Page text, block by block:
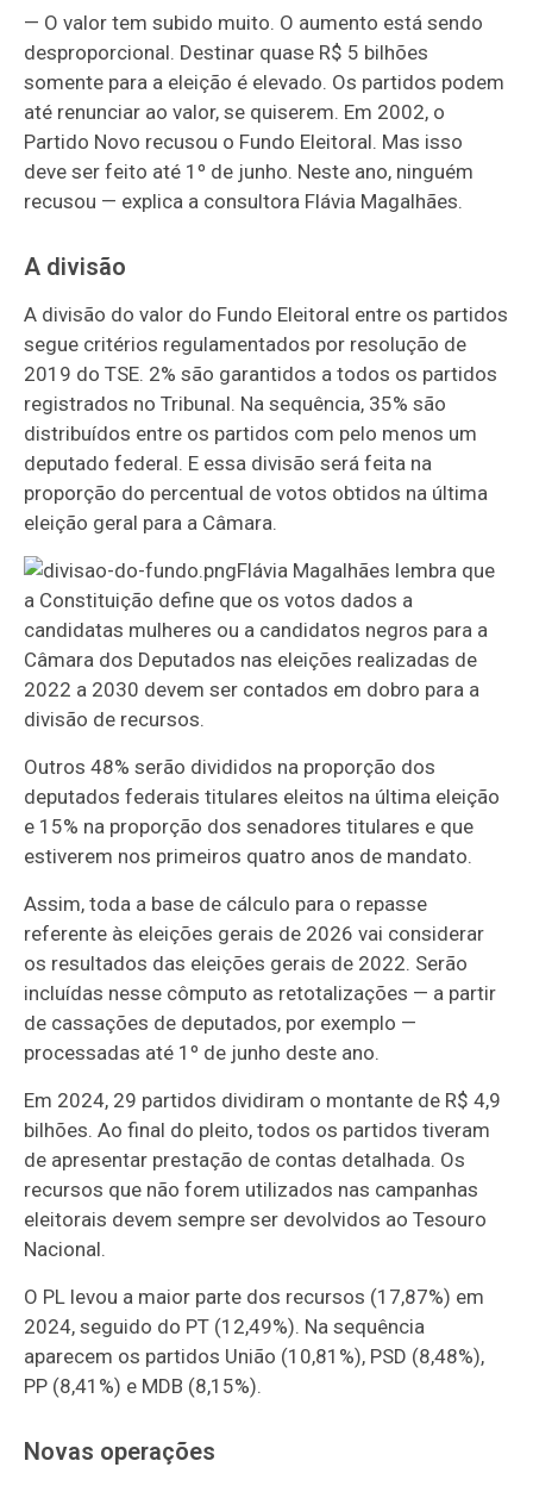
— O valor tem subido muito. O aumento está sendo
desproporcional. Destinar quase R$ 5 bilhões
somente para a eleição é elevado. Os partidos podem
até renunciar ao valor, se quiserem. Em 2002, o
Partido Novo recusou o Fundo Eleitoral. Mas isso
deve ser feito até 1º de junho. Neste ano, ninguém
recusou — explica a consultora Flávia Magalhães.
A divisão
A divisão do valor do Fundo Eleitoral entre os partidos
segue critérios regulamentados por resolução de
2019 do TSE. 2% são garantidos a todos os partidos
registrados no Tribunal. Na sequência, 35% são
distribuídos entre os partidos com pelo menos um
deputado federal. E essa divisão será feita na
proporção do percentual de votos obtidos na última
eleição geral para a Câmara.
Flávia Magalhães lembra que
a Constituição define que os votos dados a
candidatas mulheres ou a candidatos negros para a
Câmara dos Deputados nas eleições realizadas de
2022 a 2030 devem ser contados em dobro para a
divisão de recursos.
Outros 48% serão divididos na proporção dos
deputados federais titulares eleitos na última eleição
e 15% na proporção dos senadores titulares e que
estiverem nos primeiros quatro anos de mandato.
Assim, toda a base de cálculo para o repasse
referente às eleições gerais de 2026 vai considerar
os resultados das eleições gerais de 2022. Serão
incluídas nesse cômputo as retotalizações — a partir
de cassações de deputados, por exemplo —
processadas até 1º de junho deste ano.
Em 2024, 29 partidos dividiram o montante de R$ 4,9
bilhões. Ao final do pleito, todos os partidos tiveram
de apresentar prestação de contas detalhada. Os
recursos que não forem utilizados nas campanhas
eleitorais devem sempre ser devolvidos ao Tesouro
Nacional.
O PL levou a maior parte dos recursos (17,87%) em
2024, seguido do PT (12,49%). Na sequência
aparecem os partidos União (10,81%), PSD (8,48%),
PP (8,41%) e MDB (8,15%).
Novas operações